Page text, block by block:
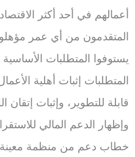
أعمالهم في أحد أكثر
المتقدمون من أي عمر
يستوفوا المتطلبات
المتطلبات إثبات أهلية
قابلة للتطوير، وإثبات إتقان
وإظهار الدعم المالي
خطاب دعم من منظمة